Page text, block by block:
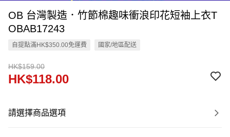
OB 台灣製造．竹節棉趣味衝浪印花短袖上衣T
OBAB17243
自提點滿HK$350.00免運費 國家/地區配送
HK$159.00
HK$118.00
請選擇商品選項